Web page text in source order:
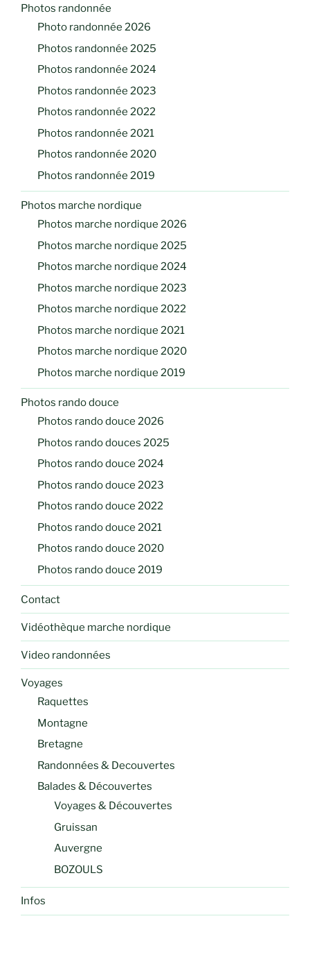
Photos randonnée
Photo randonnée 2026
Photos randonnée 2025
Photos randonnée 2024
Photos randonnée 2023
Photos randonnée 2022
Photos randonnée 2021
Photos randonnée 2020
Photos randonnée 2019
Photos marche nordique
Photos marche nordique 2026
Photos marche nordique 2025
Photos marche nordique 2024
Photos marche nordique 2023
Photos marche nordique 2022
Photos marche nordique 2021
Photos marche nordique 2020
Photos marche nordique 2019
Photos rando douce
Photos rando douce 2026
Photos rando douces 2025
Photos rando douce 2024
Photos rando douce 2023
Photos rando douce 2022
Photos rando douce 2021
Photos rando douce 2020
Photos rando douce 2019
Contact
Vidéothèque marche nordique
Video randonnées
Voyages
Raquettes
Montagne
Bretagne
Randonnées & Decouvertes
Balades & Découvertes
Voyages & Découvertes
Gruissan
Auvergne
BOZOULS
Infos